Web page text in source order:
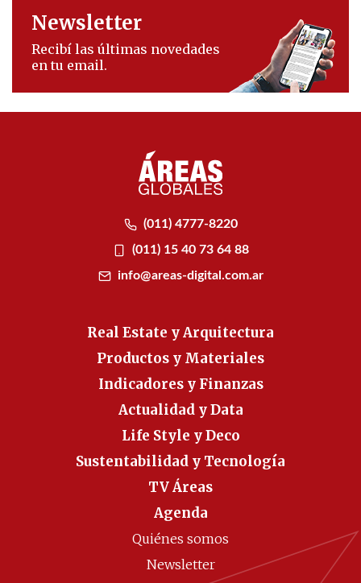
Newsletter
Recibí las últimas novedades
en tu email.
(011) 4777-8220
(011) 15 40 73 64 88
info@areas-digital.com.ar
Real Estate y Arquitectura
Productos y Materiales
Indicadores y Finanzas
Actualidad y Data
Life Style y Deco
Sustentabilidad y Tecnología
TV Áreas
Agenda
Quiénes somos
Newsletter